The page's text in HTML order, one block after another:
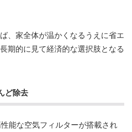
、家全体が温かくなるうえに省エ
期的に見て経済的な選択肢となる
ど除去
能な空気フィルターが搭載され